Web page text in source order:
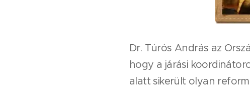
Dr. Túrós András az
hogy a járási
alatt sikerült olyan